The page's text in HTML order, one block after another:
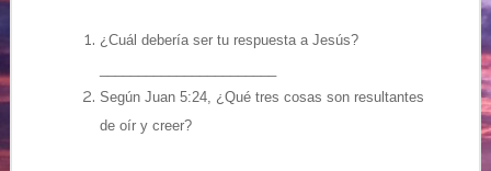
¿Cuál debería ser tu respuesta a Jesús?
Según Juan 5:24, ¿Qué tres cosas son resultantes
de oír y creer?